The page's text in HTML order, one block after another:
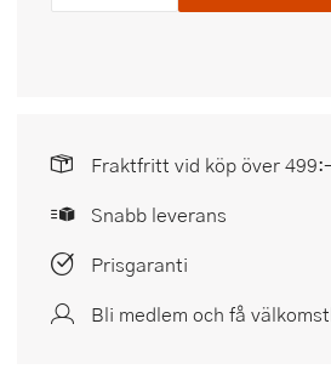
Fraktfritt vid köp över
Snabb leverans
Prisgaranti
Bli medlem och få